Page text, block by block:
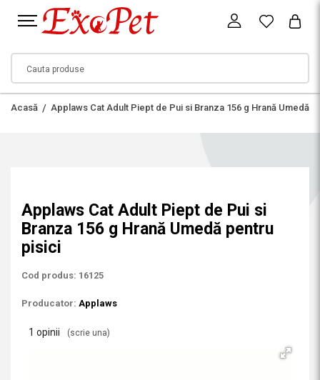
Acasă Applaws Cat Adult Piept de Pui si Branza 156 g Hrană Umedă
Applaws Cat Adult Piept de Pui si
Branza 156 g Hrană Umedă pentru
pisici
Cod produs: 16125
Producator: Applaws
1 opinii (scrie una)